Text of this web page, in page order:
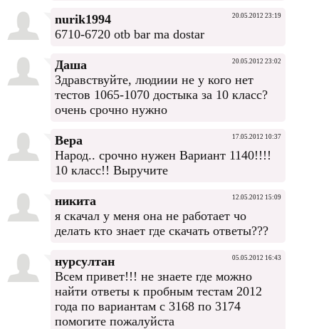
nurik1994 20.05.2012 23:19
6710-6720 otb bar ma dostar
Даша 20.05.2012 23:02
Здравствуйте, людиии не у кого нет
тестов 1065-1070 достыка за 10 класс?
очень срочно нужно
Вера 17.05.2012 10:37
Народ.. срочно нужен Вариант 1140!!!!
10 класс!! Выручите
никита 12.05.2012 15:09
я скачал у меня она не работает чо
делать кто знает где скачать ответы???
нурсултан 05.05.2012 16:43
Всем привет!!! не знаете где можно
найти ответы к пробным тестам 2012
года по вариантам с 3168 по 3174
помогите пожалуйста